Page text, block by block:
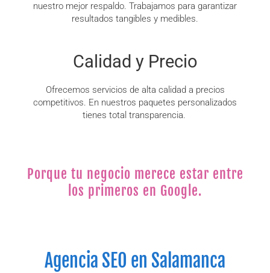
nuestro mejor respaldo. Trabajamos para garantizar
resultados tangibles y medibles.
Calidad y Precio
Ofrecemos servicios de alta calidad a precios
competitivos. En nuestros paquetes personalizados
tienes total transparencia.
Porque tu negocio merece estar entre
los primeros en Google.
Agencia SEO en Salamanca